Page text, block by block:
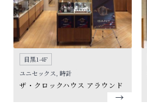
目黒1-4F
ユニセックス, 時計
ザ・クロックハウス アラウンド